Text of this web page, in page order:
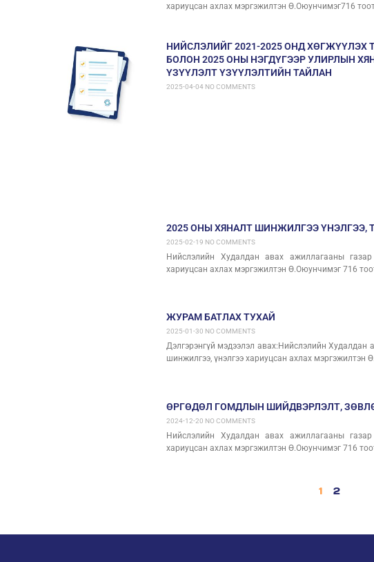
хариуцсан ахлах мэргэжилтэн Ө.Оюунчимэг716
НИЙСЛЭЛИЙГ 2021-2025 ОНД ХӨГЖҮҮЛЭХ
БОЛОН 2025 ОНЫ НЭГДҮГЭЭР УЛИРЛЫН
ҮЗҮҮЛЭЛТ ҮЗҮҮЛЭЛТИЙН ТАЙЛАН
2025-04-04 NO COMMENTS
2025 ОНЫ ХЯНАЛТ ШИНЖИЛГЭЭ ҮНЭЛГЭЭ,
2025-02-19 NO COMMENTS
Нийслэлийн Худалдан авах ажиллагааны газар
хариуцсан ахлах мэргэжилтэн Ө.Оюунчимэг 716
ЖУРАМ БАТЛАХ ТУХАЙ
2025-01-30 NO COMMENTS
Дэлгэрэнгүй мэдээлэл авах:Нийслэлийн Худалдан
шинжилгээ, үнэлгээ хариуцсан ахлах
ӨРГӨДӨЛ ГОМДЛЫН ШИЙДВЭРЛЭЛТ,
2024-12-20 NO COMMENTS
Нийслэлийн Худалдан авах ажиллагааны газар
хариуцсан ахлах мэргэжилтэн Ө.Оюунчимэг 716
1 2